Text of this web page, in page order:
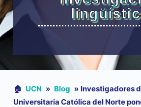
🏠︎ UCN » Blog » Investigadores
Universitaria Católica del Norte